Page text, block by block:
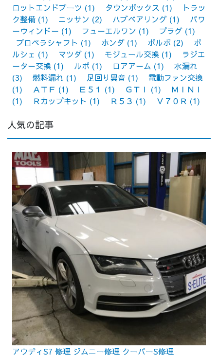
ロットエンドブーツ (1) タウンボックス (1)
トラッ
ク整備 (1) ニッサン (2) ハブベアリング (1)
パワ
ーウィンドー (1) フューエルワン (1) プラグ (1)
プロペラシャフト (1) ホンダ (1) ボルボ (2)
ポ
ルシェ (1) マツダ (1) モジュール交換 (1)
ラジエ
ーター交換 (1) ルポ (1) ロアアーム (1)
水漏れ
(3)
燃料漏れ (1) 足回り異音 (1)
電動ファン交換
(1)
ＡＴＦ (1) Ｅ５１ (1) ＧＴＩ (1)
ＭＩＮＩ
(1)
Ｒカップキット (1) Ｒ５３ (1) Ｖ７０Ｒ (1)
人気の記事
アウディS7 修理 ジムニー修理 クーパーS修理